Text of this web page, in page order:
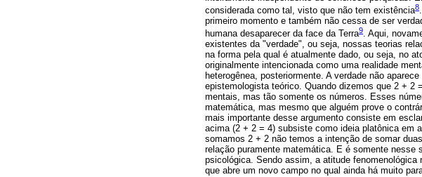
considerada como tal, visto que não tem existência8
primeiro momento e também não cessa de ser
humana desaparecer da face da Terra9. Aqui,
existentes da "verdade", ou seja, nossas teorias
na forma pela qual é atualmente dado, ou seja, no
originalmente intencionada como uma realidade
heterogênea, posteriormente. A verdade não
epistemologista teórico. Quando dizemos que 2 + 2
mentais, mas tão somente os números. Esses
matemática, mas mesmo que alguém prove o
mais importante desse argumento consiste em
acima (2 + 2 = 4) subsiste como ideia platônica em
somamos 2 + 2 não temos a intenção de somar
relação puramente matemática. E é somente nesse
psicológica. Sendo assim, a atitude
que abre um novo campo no qual ainda há muito